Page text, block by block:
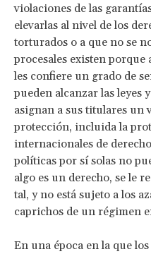
violaciones de las
elevarlas al nivel de los
torturados o a que no se
procesales existen
les confiere un grado de
pueden alcanzar las leyes
asignan a sus titulares un
protección, incluida la
internacionales de
políticas por sí solas no
algo es un derecho, se le
tal, y no está sujeto a los
caprichos de un régimen
En una época en la que